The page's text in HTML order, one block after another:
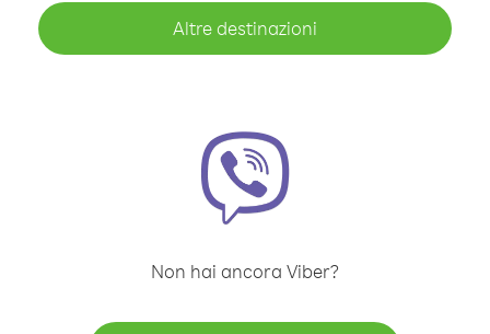
Altre destinazioni
Non hai ancora Viber?